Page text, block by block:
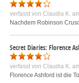
verfasst von Claudia K.
Nachdem Robinson
Secret Diaries: Florence
verfasst von Claudia K.
Florence Ashford ist die